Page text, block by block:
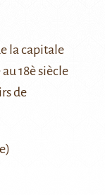
la capitale
18è siècle
de